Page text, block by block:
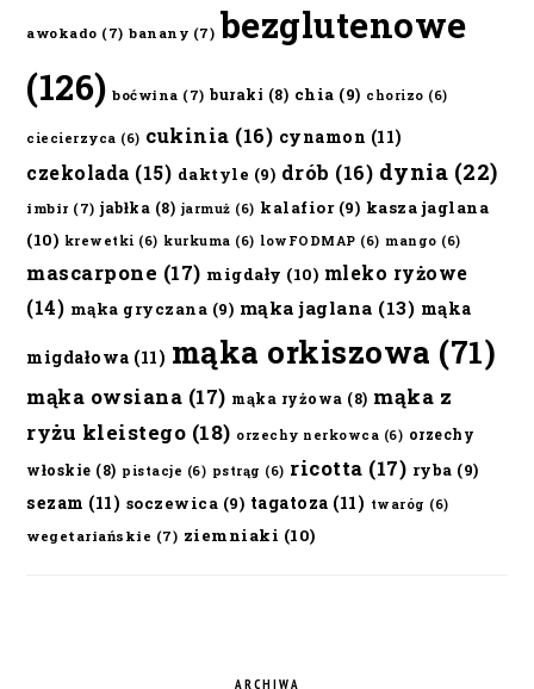
awokado (7) banany (7) bezglutenowe
(126) boćwina (7) buraki (8) chia (9) chorizo (6)
ciecierzyca (6) cukinia (16) cynamon (11)
czekolada (15) daktyle (9) drób (16) dynia (22)
imbir (7) jabłka (8) jarmuż (6) kalafior(9) kasza jaglana
(10) krewetki (6) kurkuma (6) lowFODMAP (6) mango (6)
mascarpone (17) migdały (10) mleko ryżowe
(14) mąka gryczana (9) mąka jaglana (13) mąka
migdałowa (11) mąka orkiszowa (71)
mąka owsiana (17) mąka ryżowa (8) mąka z
ryżu kleistego (18) orzechy nerkowca (6) orzechy
włoskie (8) pistacje (6) pstrąg (6) ricotta (17) ryba (9)
sezam (11) soczewica (9) tagatoza (11) twaróg (6)
wegetariańskie (7) ziemniaki (10)
ARCHIWA